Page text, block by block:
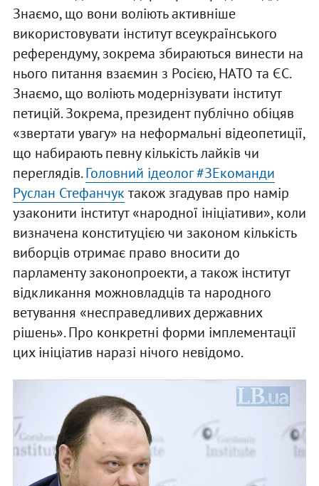
Знаємо, що вони воліють активніше
використовувати інститут всеукраїнського
референдуму, зокрема збираються винести на
нього питання взаємин з Росією, НАТО та ЄС.
Знаємо, що воліють модернізувати інститут
петицій. Зокрема, президент публічно обіцяв
«звертати увагу» на неформальні відеопетиції,
що набирають певну кількість лайків чи
переглядів.Головний ідеолог #ЗЕкоманди
Руслан Стефанчук також згадував про намір
узаконити інститут «народної ініціативи», коли
визначена конституцією чи законом кількість
виборців отримає право вносити до
парламенту законопроекти, а також інститут
відкликання можновладців та народного
ветування «несправедливих державних
рішень». Про конкретні форми імплементації
цих ініціатив наразі нічого невідомо.